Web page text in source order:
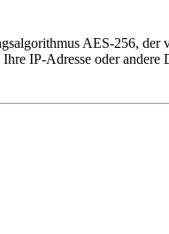
AES-256,
IP-Adresse oder andere